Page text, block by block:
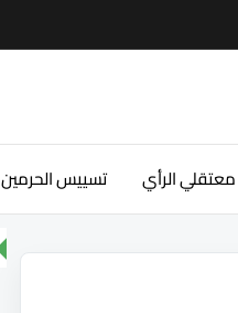
معتقلي الرأي تسييس الحرمين